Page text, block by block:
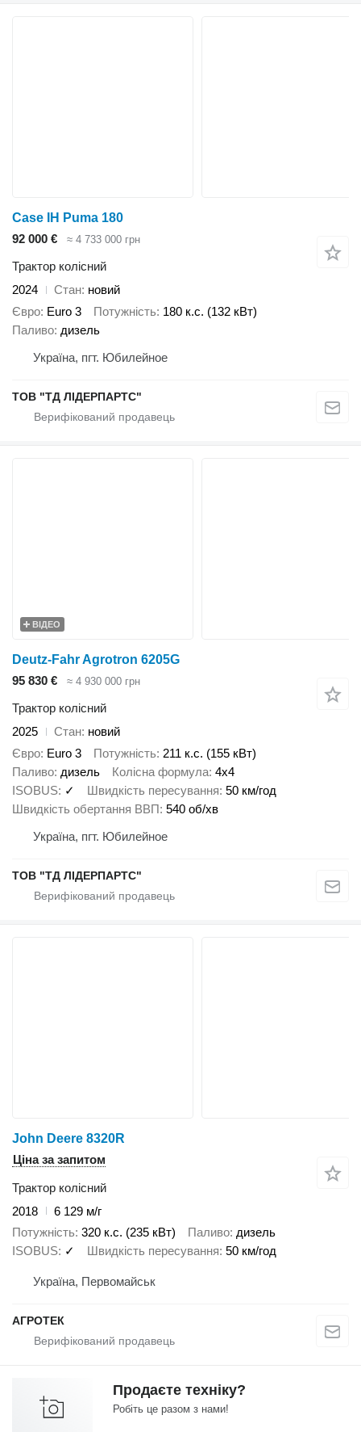
Case IH Puma 180
92 000 €
≈ 4 733 000 грн
Трактор колісний
2024
Стан новий
Євро Euro 3 Потужність 180 к.с. (132 кВт)
Паливо дизель
Україна, пгт. Юбилейное
ТОВ "ТД ЛІДЕРПАРТС"
ВІДЕО
Deutz-Fahr Agrotron 6205G
95 830 €
≈ 4 930 000 грн
Трактор колісний
2025
Стан новий
Євро Euro 3 Потужність 211 к.с. (155 кВт)
Паливо дизель Колісна формула 4x4
ISOBUS ✓ Швидкість пересування 50 км/год
Швидкість обертання ВВП 540 об/хв
Україна, пгт. Юбилейное
ТОВ "ТД ЛІДЕРПАРТС"
John Deere 8320R
Ціна за запитом
Трактор колісний
2018
6 129 м/г
Потужність 320 к.с. (235 кВт) Паливо дизель
ISOBUS ✓ Швидкість пересування 50 км/год
Україна, Первомайськ
АГРОТЕК
Продаєте техніку?
Робіть це разом з нами!